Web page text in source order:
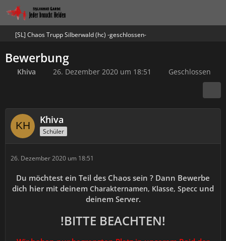
[SL] Chaos Trupp Silberwald (hc) -geschlossen-
Bewerbung
Khiva 26. Dezember 2020 um 18:51 Geschlossen
Khiva
Schüler
26. Dezember 2020 um 18:51
Du möchtest ein Teil des Chaos sein ? Dann Bewerbe
dich hier mit deinem Charakternamen, Klasse, Specc und
deinem Server.
!BITTE BEACHTEN!